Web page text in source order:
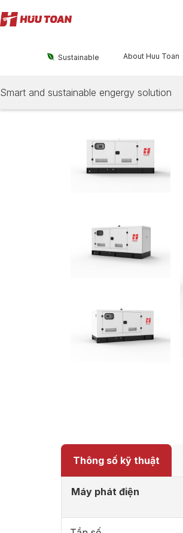
 Sustainable About Huu Toan
Smart and sustainable engergy solution
Thông số kỹ thuật
Máy phát điện